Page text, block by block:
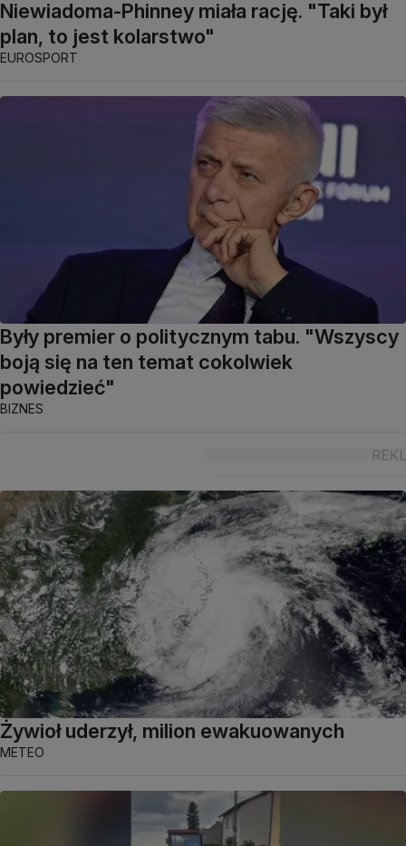
Niewiadoma-Phinney miała rację. "Taki był
plan, to jest kolarstwo"
EUROSPORT
Były premier o politycznym tabu. "Wszyscy
boją się na ten temat cokolwiek
powiedzieć"
BIZNES
Żywioł uderzył, milion ewakuowanych
METEO